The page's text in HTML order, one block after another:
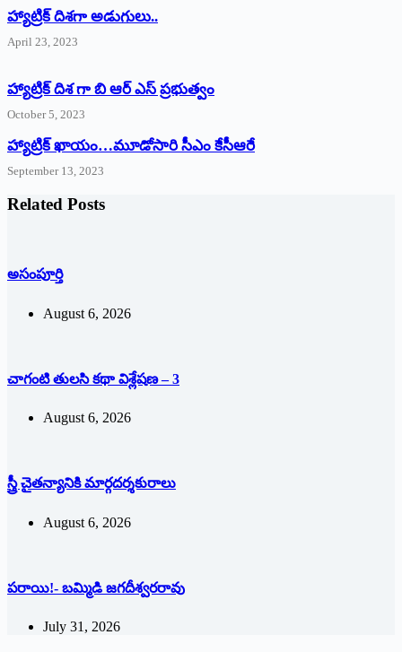
‌హ్యాట్రిక్‌ ‌దిశగా అడుగులు..
April 23, 2023
హ్యాట్రిక్ దిశ గా బి ఆర్ ఎస్ ప్రభుత్వం
October 5, 2023
హ్యాట్రిక్‌ ‌ఖాయం…మూడోసారి సీఎం కేసీఆరే
September 13, 2023
Related Posts
అసంపూర్తి
August 6, 2026
చాగంటి తులసి కథా విశ్లేషణ – 3
August 6, 2026
స్త్రీ చైతన్యానికి మార్గదర్శకురాలు
August 6, 2026
పరాయి!- బమ్మిడి జగదీశ్వరరావు
July 31, 2026